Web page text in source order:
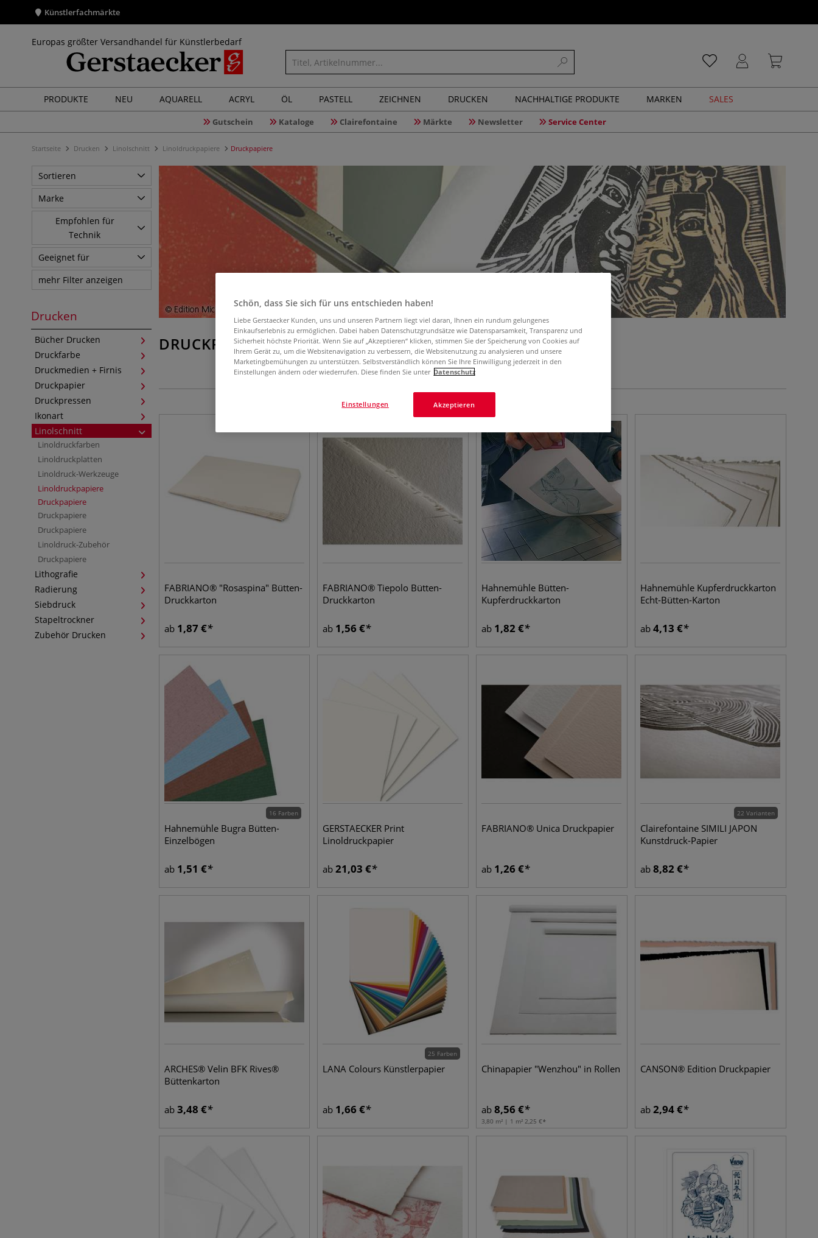
Künstlerfachmärkte
Europas größter Versandhandel für Künstlerbedarf
PRODUKTE NEU AQUARELL ACRYL ÖL PASTELL ZEICHNEN DRUCKEN NACHHALTIGE PRODUKTE MARKEN SALES
Gutschein Kataloge Clairefontaine Märkte Newsletter Service Center
Startseite Drucken Linolschnitt Linoldruckpapiere Druckpapiere
Sortieren
Marke
Empfohlen für
Technik
Geeignet für
mehr Filter anzeigen
Drucken
Bücher Drucken
Druckfarbe
Druckmedien + Firnis
Druckpapier
Druckpressen
Ikonart
Linolschnitt
Linoldruckfarben
Linoldruckplatten
Linoldruck-Werkzeuge
Linoldruckpapiere
Druckpapiere
Druckpapiere
Druckpapiere
Linoldruck-Zubehör
Druckpapiere
Lithografie
Radierung
Siebdruck
Stapeltrockner
Zubehör Drucken
DRUCKPAPIERE
FABRIANO® "Rosaspina" Bütten-
Druckkarton
ab 1,87 €
FABRIANO® Tiepolo Bütten-
Druckkarton
ab 1,56 €
Hahnemühle Bütten-
Kupferdruckkarton
ab 1,82 €
Hahnemühle Kupferdruckkarton
Echt-Bütten-Karton
ab 4,13 €
16 Farben
Hahnemühle Bugra Bütten-
Einzelbögen
ab 1,51 €
GERSTAECKER Print
Linoldruckpapier
ab 21,03 €
FABRIANO® Unica Druckpapier
ab 1,26 €
22 Varianten
Clairefontaine SIMILI JAPON
Kunstdruck-Papier
ab 8,82 €
ARCHES® Velin BFK Rives®
Büttenkarton
ab 3,48 €
25 Farben
LANA Colours Künstlerpapier
ab 1,66 €
Chinapapier "Wenzhou" in Rollen
ab 8,56 €
3,80 m² | 1 m² 2,25 €
CANSON® Edition Druckpapier
ab 2,94€
Schön, dass Sie sich für uns entschieden haben!
Liebe Gerstaecker Kunden, uns und unseren Partnern liegt viel daran, Ihnen ein rundum gelungenes
Einkaufserlebnis zu ermöglichen. Dabei haben Datenschutzgrundsätze wie Datensparsamkeit, Transparenz und
Sicherheit höchste Priorität. Wenn Sie auf „Akzeptieren“ klicken, stimmen Sie der Speicherung von Cookies auf
Ihrem Gerät zu, um die Websitenavigation zu verbessern, die Websitenutzung zu analysieren und unsere
Marketingbemühungen zu unterstützen. Selbstverständlich können Sie Ihre Einwilligung jederzeit in den
Einstellungen ändern oder wiederrufen. Diese finden Sie unter Datenschutz
Akzeptieren
Einstellungen